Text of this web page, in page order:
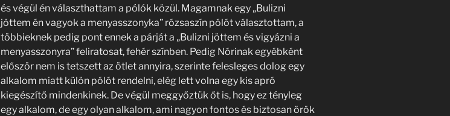
és végül én választhattam a pólók közül. Magamnak egy „Bulizni
jöttem én vagyok a menyasszonyka” rózsaszín pólót választottam, a
többieknek pedig pont ennek a párját a „Bulizni jöttem és vigyázni a
menyasszonyra” feliratosat, fehér színben. Pedig Nórinak egyébként
először nem is tetszett az ötlet annyira, szerinte felesleges dolog egy
alkalom miatt külön pólót rendelni, elég lett volna egy kis apró
kiegészítő mindenkinek. De végül meggyőztük őt is, hogy ez tényleg
egy alkalom, de egy olyan alkalom, ami nagyon fontos és biztosan örök